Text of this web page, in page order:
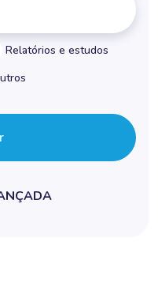
Relatórios e estudos